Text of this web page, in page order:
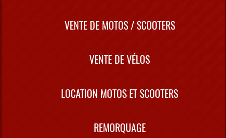
VENTE DE MOTOS / SCOOTERS
VENTE DE VÉLOS
LOCATION MOTOS ET SCOOTERS
REMORQUAGE